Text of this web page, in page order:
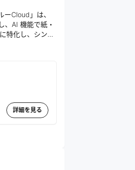
Cloud」は、
、AI 機能で紙・
特化し、シンプ
に。」という
向上を実現す
詳細を見る